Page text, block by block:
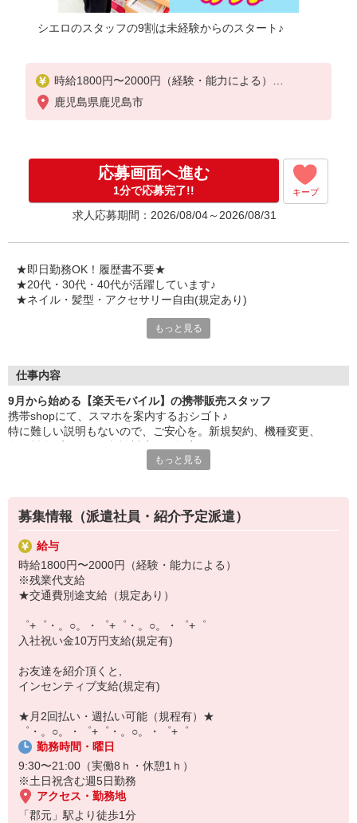
シエロのスタッフの9割は未経験からのスタート♪
時給1800円〜2000円（経験・能力による）
※残業代支給
★交通費別途支給（規定あり）
入社祝い金10万円支給(規定有)
お友達を紹介頂くと,
インセンティブ支給(規定有)
゜・。○。・゜+゜・。○。・゜+゜
鹿児島県鹿児島市
応募画面へ進む
1分で応募完了!! キープ
求人応募期間：2026/08/04～2026/08/31
★即日勤務OK！履歴書不要★
★20代・30代・40代が活躍しています♪
★ネイル・髪型・アクセサリー自由(規定あり)
でも心配ご無用！
お互いに教え合ったり、フォローしあったりする
和気あいあいとした人間関係がある店舗ばかり！
皆で一緒にステップアップしましょう♪
【選べるお仕事いろいろ】
▼オフィスワーク
事務、経理、データ入力、コールセンター、受付
▼工場・製造・軽作業系
機械/食品製造・梱包・仕分け・加工・組立・検査
▼美容系
眉毛サロンのアイブロウ・ネイリスト・エステ
▼営業・販売
法人営業・アパレル販売・個別指導塾・人材紹介
▼人気案件も多数♪
短期・期間限定・オープニング・官公庁案件
上場/優良/大手企業など
【スマホ面接実施中】
￣￣￣￣￣￣￣￣￣
自宅に居ながらスマホでカンタン面接OK！
オンライン面談なのでスピード対応。
もっと見る
仕事内容
9月から始める【楽天モバイル】の携帯販売スタッフ
携帯shopにて、スマホを案内するおシゴト♪
特に難しい説明もないので、ご安心を。新規契約、機種変更、
満足度◎
■携帯やインターネット販売業務
docomo(ドコモ)/au(エーユー)・KDDI/softbank(ソフトバンク)など
の大手キャリアから
ワイモバイル(Y!mobille)、楽天モバイル、UQなど格安スマホまで幅
広く紹介可能♪
もっと見る
募集情報（派遣社員・紹介予定派遣）
給与
時給1800円〜2000円（経験・能力による）
※残業代支給
★交通費別途支給（規定あり）
゜+゜・。○。・゜+゜・。○。・゜+゜
入社祝い金10万円支給(規定有)
お友達を紹介頂くと,
インセンティブ支給(規定有)
★月2回払い・週払い可能（規程有）★
゜・。○。・゜+゜・。○。・゜+゜
勤務時間・曜日
9:30〜21:00（実働8ｈ・休憩1ｈ）
※土日祝含む週5日勤務
アクセス・勤務地
「郡元」駅より徒歩1分